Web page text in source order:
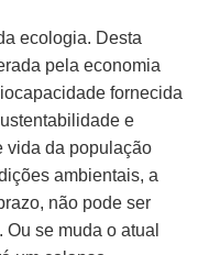
ecologia. Desta
pela economia
fornecida
e
vida da população
ambientais, a
não pode ser
se muda o atual